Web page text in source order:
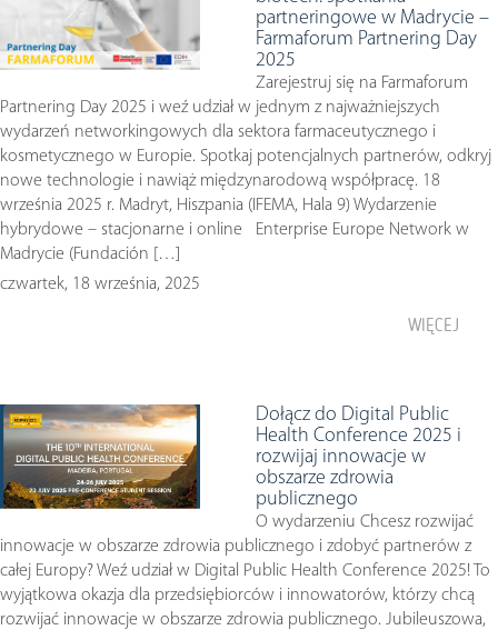
partneringowe w Madrycie –
Farmaforum Partnering Day
2025
Zarejestruj się na Farmaforum
Partnering Day 2025 i weź udział w jednym z najważniejszych
wydarzeń networkingowych dla sektora farmaceutycznego i
kosmetycznego w Europie. Spotkaj potencjalnych partnerów, odkryj
nowe technologie i nawiąż międzynarodową współpracę. 18
września 2025 r. Madryt, Hiszpania (IFEMA, Hala 9) Wydarzenie
hybrydowe – stacjonarne i online Enterprise Europe Network w
Madrycie (Fundación […]
czwartek, 18 września, 2025
WIĘCEJ
Dołącz do Digital Public
Health Conference 2025 i
rozwijaj innowacje w
obszarze zdrowia
publicznego
O wydarzeniu Chcesz rozwijać
innowacje w obszarze zdrowia publicznego i zdobyć partnerów z
całej Europy? Weź udział w Digital Public Health Conference 2025! To
wyjątkowa okazja dla przedsiębiorców i innowatorów, którzy chcą
rozwijać innowacje w obszarze zdrowia publicznego. Jubileuszowa,